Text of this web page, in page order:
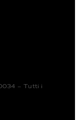
– Tutti i